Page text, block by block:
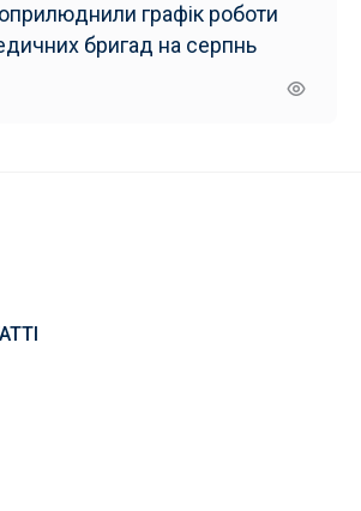
графік роботи
бригад на серпнь